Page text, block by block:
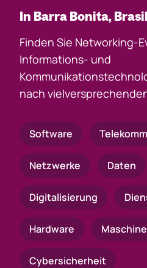
In Barra Bonita,
Finden Sie Networking-
Informations- und
nach
Software
Netzwerke Daten
Digitalisierung
Hardware
Cybersicherheit